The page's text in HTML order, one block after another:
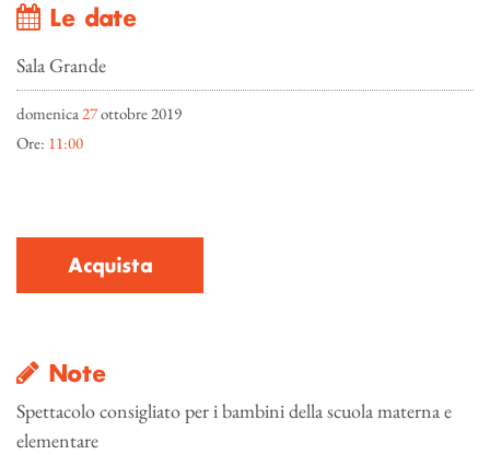
Le date
Sala Grande
domenica27ottobre 2019
Ore: 11:00
Acquista
Note
Spettacolo consigliato per i bambini della scuola materna e
elementare